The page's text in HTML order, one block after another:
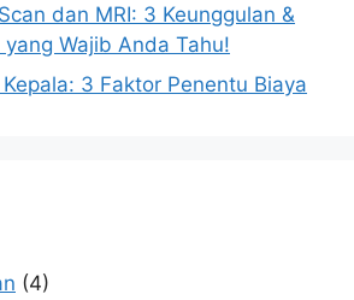
dan MRI: 3 Keunggulan &
Wajib Anda Tahu!
3 Faktor Penentu Biaya
(4)